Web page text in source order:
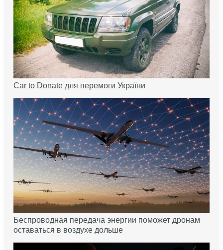
Car to Donate для перемоги України
Беспроводная передача энергии поможет дронам
оставаться в воздухе дольше